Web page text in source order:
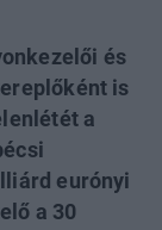
és
is
a
eurónyi
a 30